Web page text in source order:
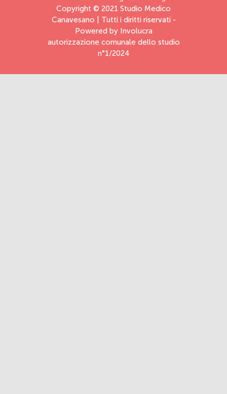
Copyright © 2021 Studio Medico
Canavesano | Tutti i diritti riservati -
Powered by Involucra
autorizzazione comunale dello studio
n°1/2024